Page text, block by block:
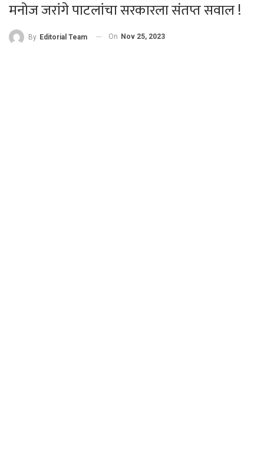
मनोज जरांगे पाटलांचा सरकारला संतप्त सवाल !
By Editorial Team On Nov 25, 2023